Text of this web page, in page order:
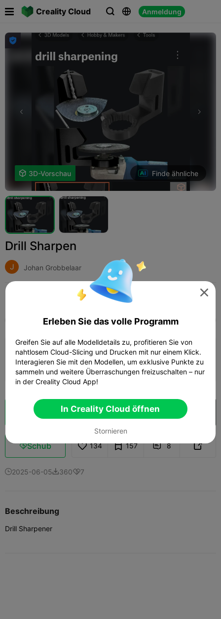
Creality Cloud   Anmeldung
 

 3D-Vorschau Finde ähnliche
Drill Sharpen
Johan Grobbelaar
Hinzufügen Haushalt Werkzeuge & Ersatzteile 
K2 Plus K2 Pro K2 K2 SE
0.2mm layer, 2 walls, 15% infill
 01h 47m  1 plates  42.97g
Wolkenscheibe In Creality Cloud öffnen
Schub 134 157  8 
2025-06-053607
Beschreibung
Drill Sharpener

Erleben Sie das volle Programm
Greifen Sie auf alle Modelldetails zu, profitieren Sie von
nahtlosem Cloud-Slicing und Drucken mit nur einem Klick.
Interagieren Sie mit den Modellen, um exklusive Punkte zu
sammeln und weitere Überraschungen freizuschalten – nur
in der Creality Cloud App!
In Creality Cloud öffnen
Stornieren